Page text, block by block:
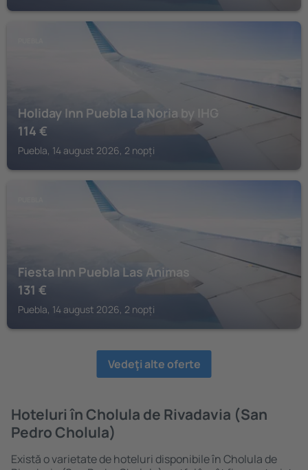
Holiday Inn Puebla La Noria by IHG
114 €
Puebla, 14 august 2026, 2 nopți
Fiesta Inn Puebla Las Animas
131 €
Puebla, 14 august 2026, 2 nopți
Vedeţi alte oferte
Hoteluri în Cholula de Rivadavia (San
Pedro Cholula)
Există o varietate de hoteluri disponibile în Cholula de